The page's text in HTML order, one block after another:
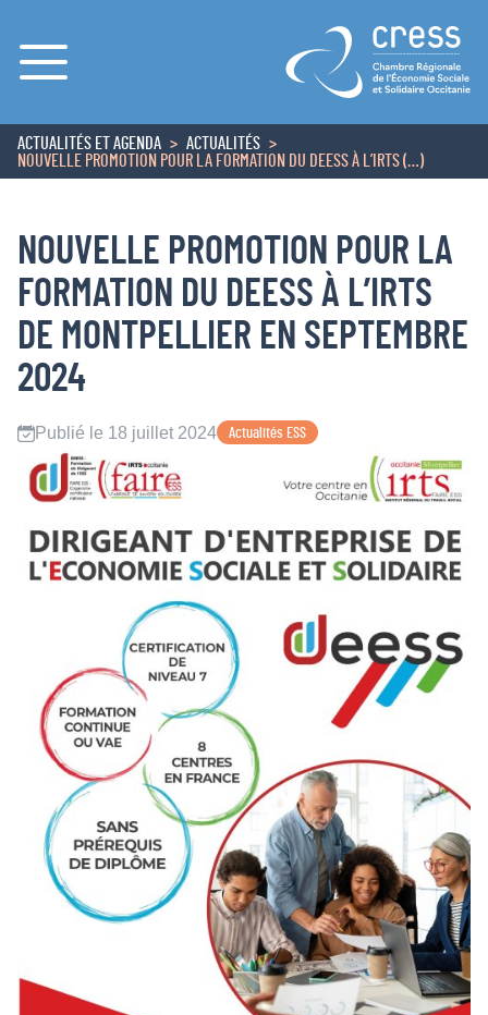
Menu
ACCUEIL
ACTUALITÉS ET AGENDA
ACTUALITÉS
NOUVELLE PROMOTION POUR LA FORMATION DU DEESS À L’IRTS (…)
NOUVELLE PROMOTION POUR LA
FORMATION DU DEESS À L’IRTS
DE MONTPELLIER EN SEPTEMBRE
2024
Publié le 18 juillet 2024 Actualités ESS